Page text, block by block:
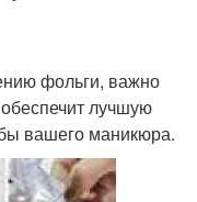
фольги, важно
лучшую
вашего маникюра.